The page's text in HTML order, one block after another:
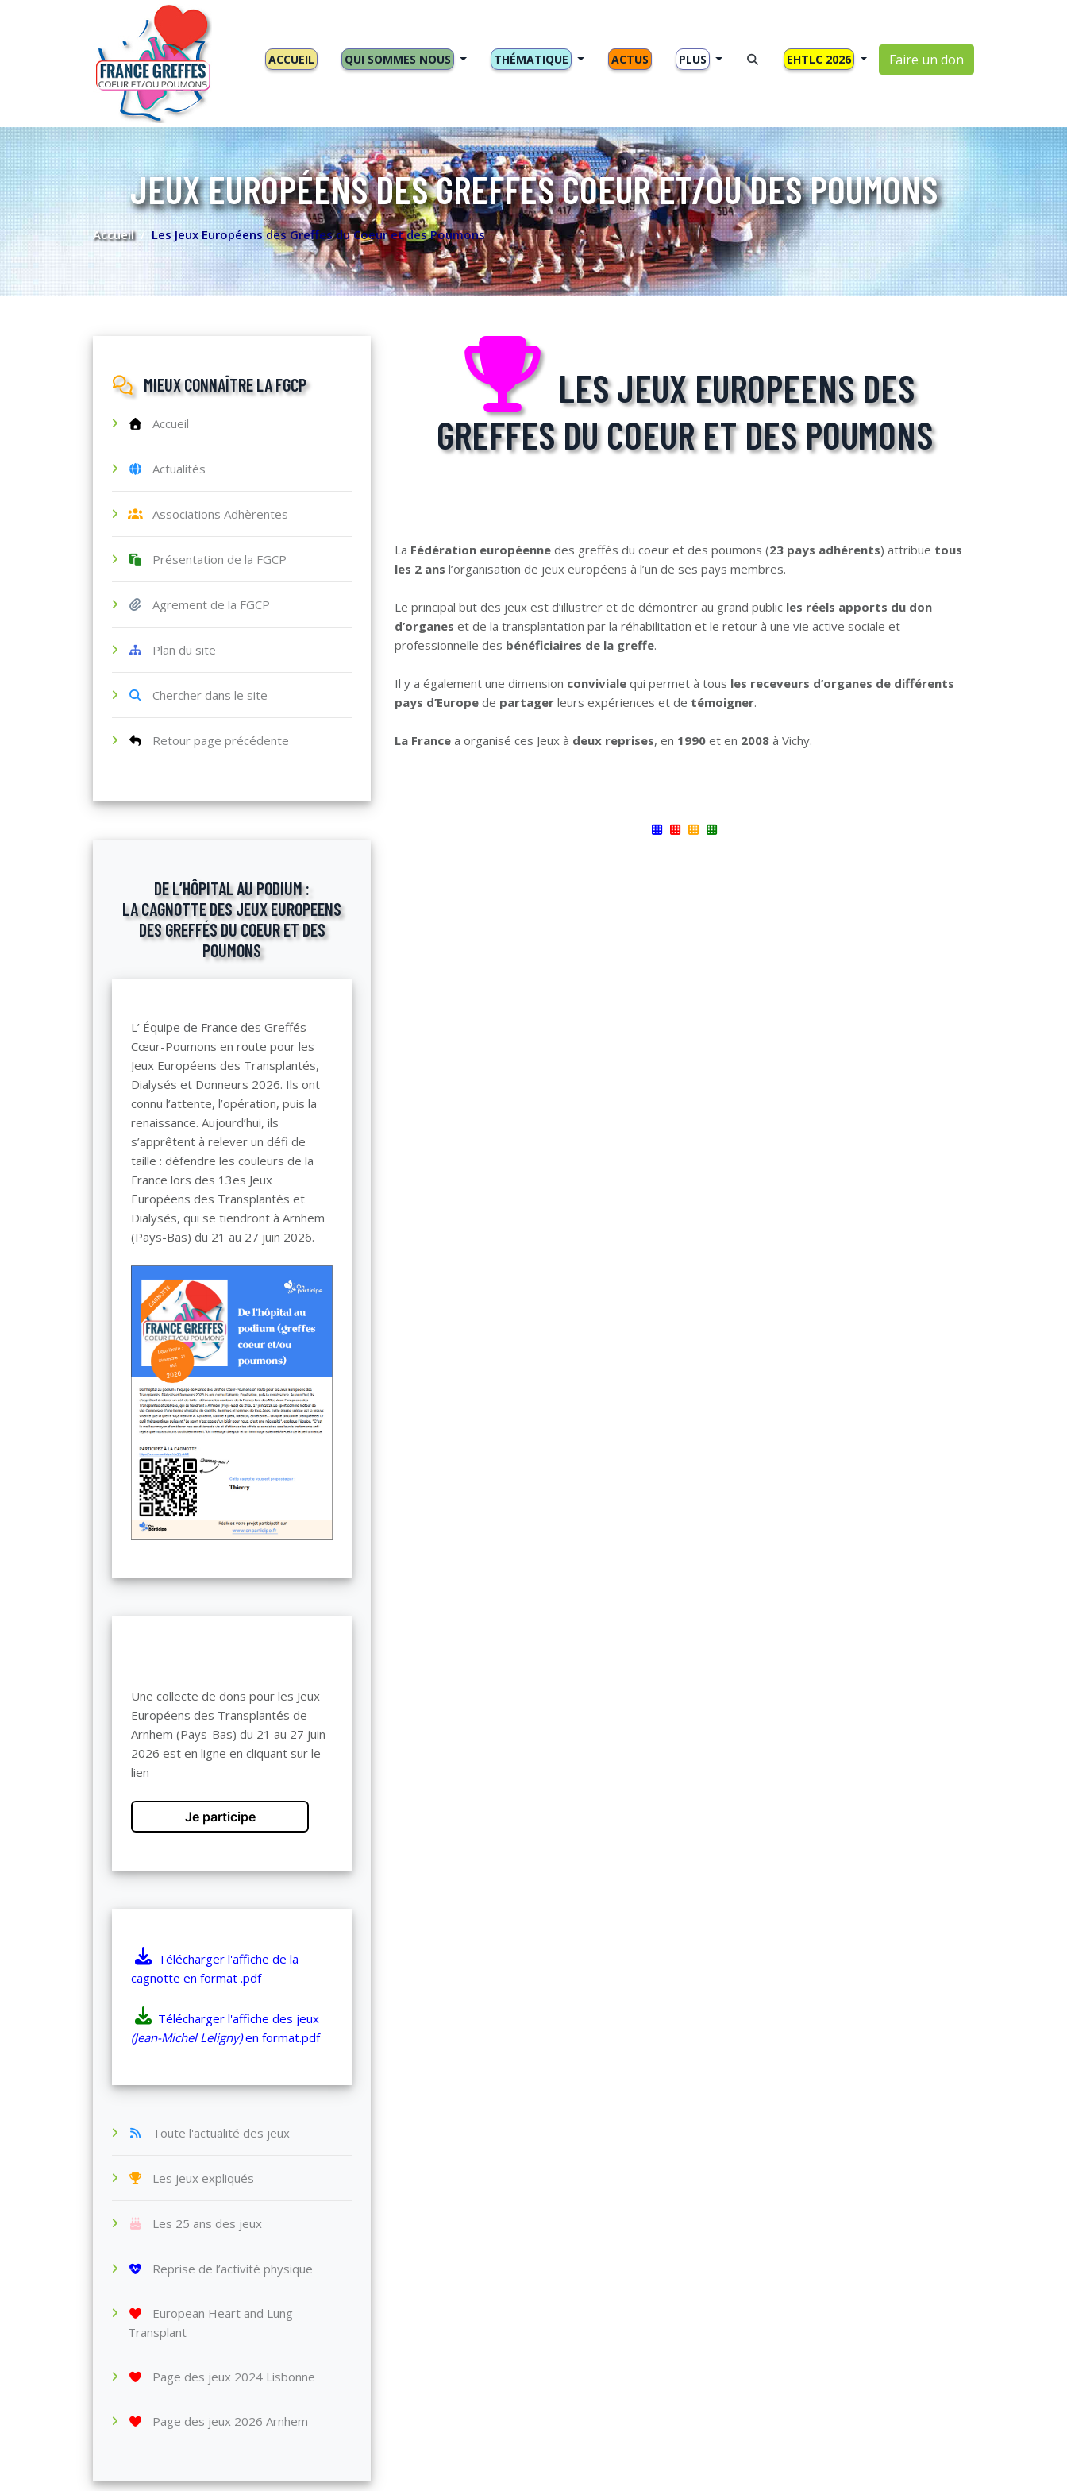
ACCUEIL QUI SOMMES NOUS THÉMATIQUE ACTUS PLUS EHTLC 2026 Faire un don
JEUX EUROPÉENS DES GREFFES COEUR ET/OU DES POUMONS
Accueil Les Jeux Européens des Greffes du Coeur et des Poumons
MIEUX CONNAÎTRE LA FGCP
Accueil
Actualités
Associations Adhèrentes
Présentation de la FGCP
Agrement de la FGCP
Plan du site
Chercher dans le site
Retour page précédente
DE L’HÔPITAL AU PODIUM :
LA CAGNOTTE DES JEUX EUROPEENS
DES GREFFÉS DU COEUR ET DES
POUMONS
L’ Équipe de France des Greffés
Cœur-Poumons en route pour les
Jeux Européens des Transplantés,
Dialysés et Donneurs 2026. Ils ont
connu l’attente, l’opération, puis la
renaissance. Aujourd’hui, ils
s’apprêtent à relever un défi de
taille : défendre les couleurs de la
France lors des 13es Jeux
Européens des Transplantés et
Dialysés, qui se tiendront à Arnhem
(Pays-Bas) du 21 au 27 juin 2026.
Une collecte de dons pour les Jeux
Européens des Transplantés de
Arnhem (Pays-Bas) du 21 au 27 juin
2026 est en ligne en cliquant sur le
lien
Je participe
Télécharger l'affiche de la
cagnotte en format .pdf
Télécharger l'affiche des jeux
(Jean-Michel Leligny)en format.pdf
Toute l'actualité des jeux
Les jeux expliqués
Les 25 ans des jeux
Reprise de l’activité physique
European Heart and Lung
Transplant
Page des jeux 2024 Lisbonne
Page des jeux 2026 Arnhem
LES JEUX EUROPEENS DES
GREFFES DU COEUR ET DES POUMONS
La Fédération européenne des greffés du coeur et des poumons (23 pays adhérents) attribue tous
les 2 ans l’organisation de jeux européens à l’un de ses pays membres.
Le principal but des jeux est d’illustrer et de démontrer au grand public les réels apports du don
d’organes et de la transplantation par la réhabilitation et le retour à une vie active sociale et
professionnelle des bénéficiaires de la greffe.
Il y a également une dimension conviviale qui permet à tous les receveurs d’organes de différents
pays d’Europe de partager leurs expériences et de témoigner.
La France a organisé ces Jeux à deux reprises, en 1990 et en 2008 à Vichy.